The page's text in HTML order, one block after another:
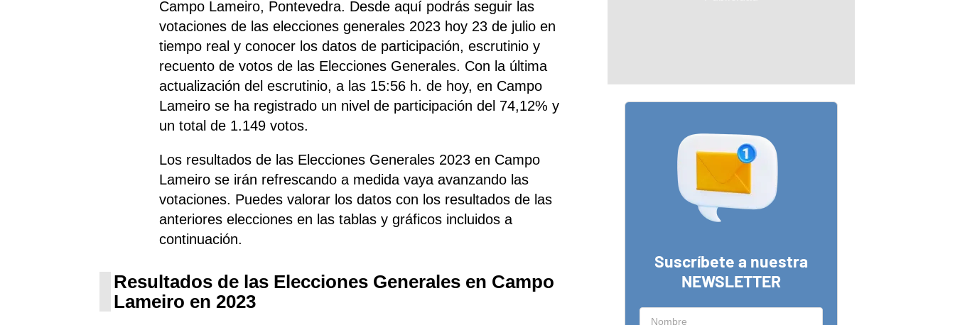
Campo Lameiro, Pontevedra. Desde aquí podrás seguir las
votaciones de las elecciones generales 2023 hoy 23 de julio en
tiempo real y conocer los datos de participación, escrutinio y
recuento de votos de las Elecciones Generales. Con la última
actualización del escrutinio, a las 15:56 h. de hoy, en Campo
Lameiro se ha registrado un nivel de participación del 74,12% y
un total de 1.149 votos.
Los resultados de las Elecciones Generales 2023 en Campo
Lameiro se irán refrescando a medida vaya avanzando las
votaciones. Puedes valorar los datos con los resultados de las
anteriores elecciones en las tablas y gráficos incluidos a
continuación.
Resultados de las Elecciones Generales en Campo
Lameiro en 2023
Suscríbete a nuestra
NEWSLETTER